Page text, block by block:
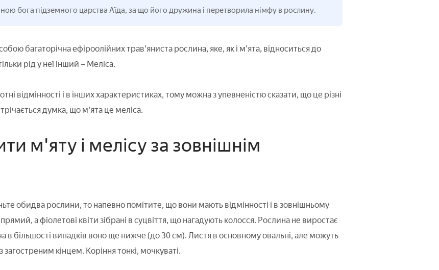
бога підземного царства Аїда, за що його дружина і перетворила німфу в рослину.
багаторічна ефіроолійних трав'яниста рослина, яке, як і м'ята, відноситься до
рід у неї інший – Меліса.
відмінності і в інших характеристиках, тому можна з упевненістю сказати, що це різні
думка, що м'ята це меліса.
м'яту і мелісу за зовнішнім
обидва рослини, то напевно помітите, що вони мають відмінності і в зовнішньому
а фіолетові квіти зібрані в суцвіття, що нагадують колосся. Рослина не виростає
в більшості випадків воно ще нижче (до 30 см). Листя в основному овальні, але можуть
кінцем. Коріння тонкі, мочкуваті.